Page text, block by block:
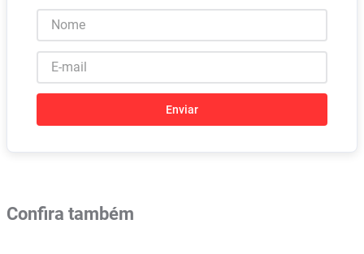
Enviar
Confira também